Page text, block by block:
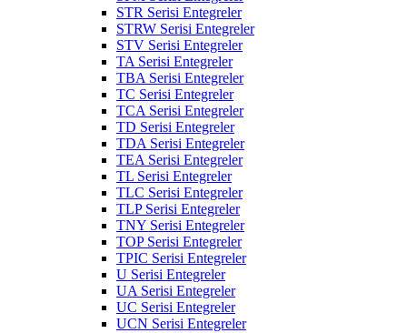
STR Serisi Entegreler
STRW Serisi Entegreler
STV Serisi Entegreler
TA Serisi Entegreler
TBA Serisi Entegreler
TC Serisi Entegreler
TCA Serisi Entegreler
TD Serisi Entegreler
TDA Serisi Entegreler
TEA Serisi Entegreler
TL Serisi Entegreler
TLC Serisi Entegreler
TLP Serisi Entegreler
TNY Serisi Entegreler
TOP Serisi Entegreler
TPIC Serisi Entegreler
U Serisi Entegreler
UA Serisi Entegreler
UC Serisi Entegreler
UCN Serisi Entegreler